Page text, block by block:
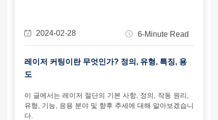
2024-02-28 6-Minute Read
레이저 커팅이란 무엇인가? 정의, 유형, 특징, 용
도
이 글에서는 레이저 절단의 기본 사항, 정의, 작동 원리,
유형, 기능, 응용 분야 및 향후 추세에 대해 알아보겠습니
다.